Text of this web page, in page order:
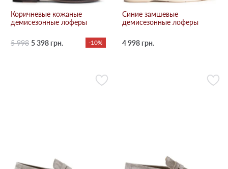
Коричневые кожаные
демисезонные лоферы
5 998 5 398 грн. -10%
Синие замшевые
демисезонные лоферы
4 998 грн.